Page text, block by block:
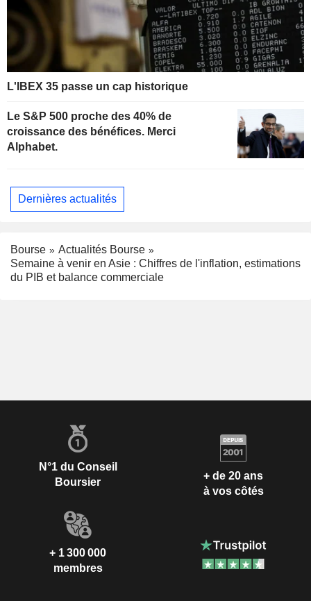
L'IBEX 35 passe un cap historique
Le S&P 500 proche des 40% de
croissance des bénéfices. Merci
Alphabet.
Dernières actualités
Bourse
Actualités Bourse
Semaine à venir en Asie : Chiffres de l'inflation, estimations
du PIB et balance commerciale
N°1 du Conseil
Boursier
+ de 20 ans
à vos côtés
+ 1 300 000
membres